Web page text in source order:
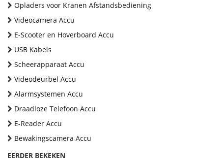
Opladers voor Kranen Afstandsbediening
Videocamera Accu
E-Scooter en Hoverboard Accu
USB Kabels
Scheerapparaat Accu
Videodeurbel Accu
Alarmsystemen Accu
Draadloze Telefoon Accu
E-Reader Accu
Bewakingscamera Accu
EERDER BEKEKEN